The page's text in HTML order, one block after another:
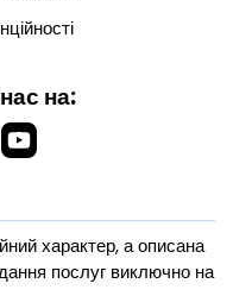
на:
характер, а описана
послуг виключно на